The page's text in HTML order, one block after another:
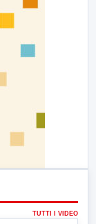
TUTTI I VIDEO